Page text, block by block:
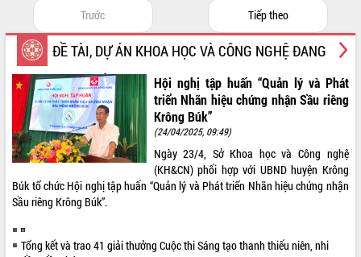
phá cơ chế - Hợp tác công tư
Đề án 06 tạo bước ngoặt đột phá trong
cải cách hành chính tỉnh Đắk Lắk
Kết nối tour, đẩy mạnh chuyển đổi số
để phát triển du lịch Đắk Lắk
Khởi động Dự án Đầu tư xây dựng hạ
tầng kỹ thuật Cụm công nghiệp Tân
Tiến
Gặp mặt các cơ quan báo chí nhân Kỷ
mạng Việt Nam
Đắk Lắk sơ kết 4 năm triển khai thực
Họp báo thông tin về Hội nghị Công bố
Trước Tiếp theo
ĐỀ TÀI, DỰ ÁN KHOA HỌC VÀ CÔNG NGHỆ ĐANG
THỰC HIỆN
Hội nghị tập huấn “Quản lý và Phát
triển Nhãn hiệu chứng nhận Sầu riêng
Krông Búk”
(24/04/2025, 09:49)
Ngày 23/4, Sở Khoa học và Công nghệ
(KH&CN) phối hợp với UBND huyện Krông
Búk tổ chức Hội nghị tập huấn “Quản lý và Phát triển Nhãn hiệu chứng nhận
Sầu riêng Krông Búk”.
Tổng kết và trao 41 giải thưởng Cuộc thi Sáng tạo thanh thiếu niên, nhi